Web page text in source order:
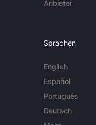
Anbieter
Sprachen
English
Español
Português
Deutsch